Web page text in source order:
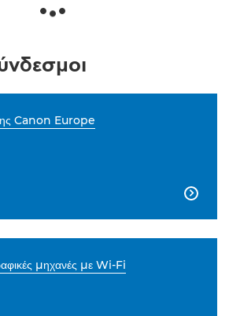
Canon Europe

μηχανές με Wi-Fi